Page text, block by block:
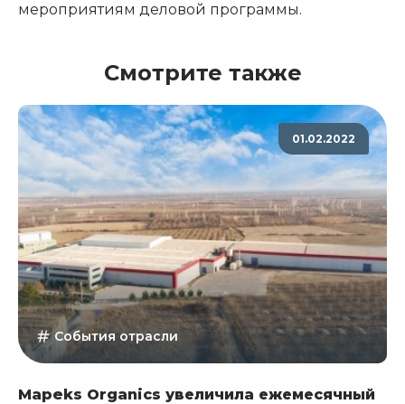
мероприятиям деловой программы.
Смотрите также
01.02.2022
События отрасли
Mapeks Organics увеличила ежемесячный